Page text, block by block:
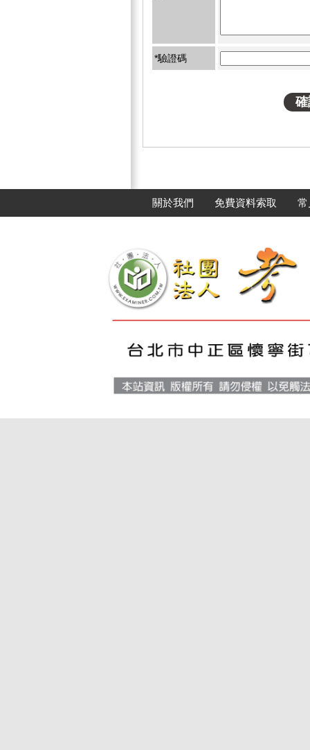
*驗證碼
關於我們 免費資料索取 常